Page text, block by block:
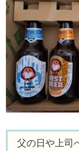
父の日や上司